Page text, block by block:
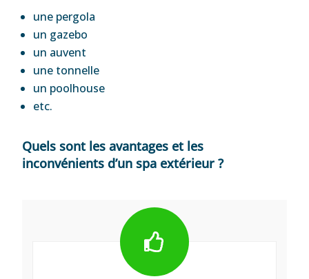
une pergola
un gazebo
un auvent
une tonnelle
un poolhouse
etc.
Quels sont les avantages et les
inconvénients d’un spa extérieur ?